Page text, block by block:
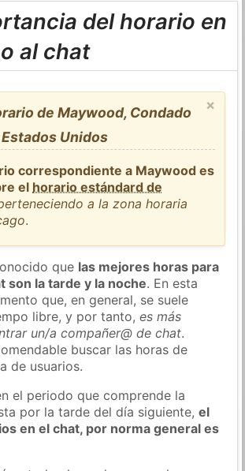
del horario en
al chat
×
de Maywood, Condado
Unidos
correspondiente a Maywood es
el horario estándard de
a la zona horaria
.
que las mejores horas para
son la tarde y la noche. En esta
que, en general, se suele
libre, y por tanto,es más
un/a compañer@ de chat.
buscar las horas de
de usuarios.
el periodo que comprende la
por la tarde del día siguiente,el
en el chat, por norma general es